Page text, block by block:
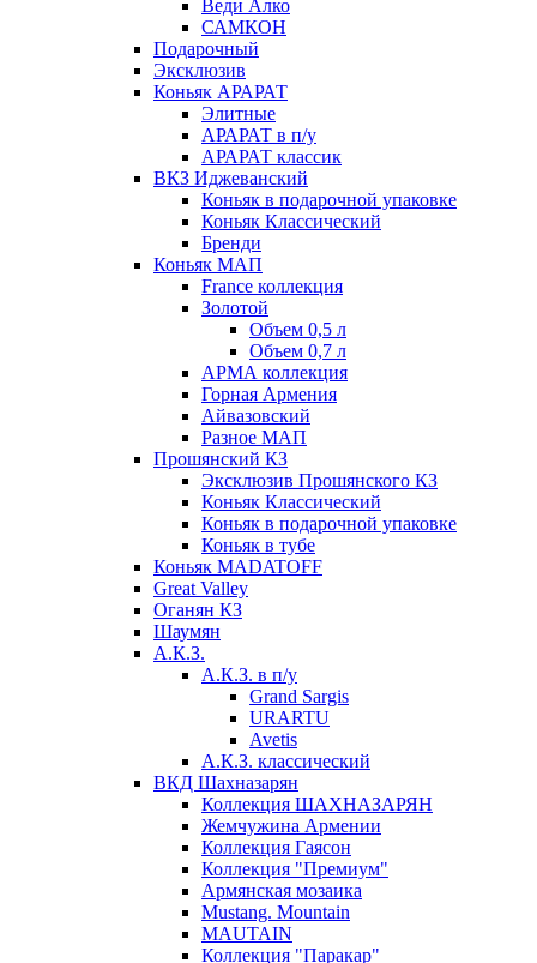
Веди Алко
САМКОН
Подарочный
Эксклюзив
Коньяк АРАРАТ
Элитные
АРАРАТ в п/у
АРАРАТ классик
ВКЗ Иджеванский
Коньяк в подарочной упаковке
Коньяк Классический
Бренди
Коньяк МАП
France коллекция
Золотой
Объем 0,5 л
Объем 0,7 л
АРМА коллекция
Горная Армения
Айвазовский
Разное МАП
Прошянский КЗ
Эксклюзив Прошянского КЗ
Коньяк Классический
Коньяк в подарочной упаковке
Коньяк в тубе
Коньяк MADATOFF
Great Valley
Оганян КЗ
Шаумян
А.К.З.
А.К.З. в п/у
Grand Sargis
URARTU
Avetis
А.К.З. классический
ВКД Шахназарян
Коллекция ШАХНАЗАРЯН
Жемчужина Армении
Коллекция Гаясон
Коллекция "Премиум"
Армянская мозаика
Mustang. Mountain
MAUTAIN
Коллекция "Паракар"